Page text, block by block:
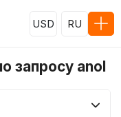
USD RU
запросу anol